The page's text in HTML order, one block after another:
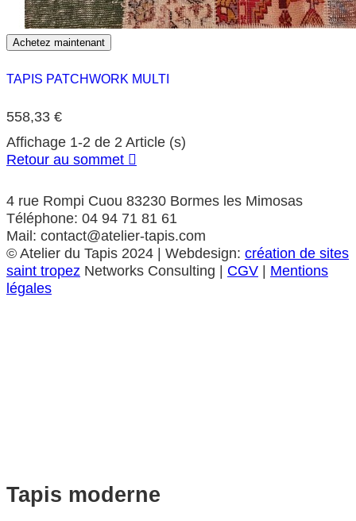
Achetez maintenant
TAPIS PATCHWORK MULTI
558,33 €
Affichage 1-2 de 2 Article (s)
Retour au sommet 
4 rue Rompi Cuou 83230 Bormes les Mimosas
Téléphone: 04 94 71 81 61
Mail: contact@atelier-tapis.com
© Atelier du Tapis 2024 | Webdesign: création de sites
saint tropez Networks Consulting | CGV | Mentions
légales
Tapis moderne